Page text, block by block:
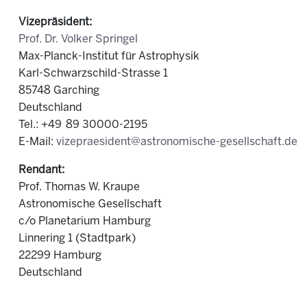
Vizepräsident:
Prof. Dr. Volker Springel
Max-Planck-Institut für Astrophysik
Karl-Schwarzschild-Strasse 1
85748 Garching
Deutschland
Tel.: +49 89 30000-2195
E-Mail: vizepraesident@astronomische-gesellschaft.de
Rendant:
Prof. Thomas W. Kraupe
Astronomische Gesellschaft
c/o Planetarium Hamburg
Linnering 1 (Stadtpark)
22299 Hamburg
Deutschland